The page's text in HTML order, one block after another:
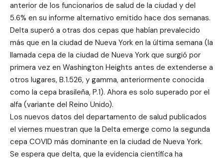
anterior de los funcionarios de salud de la ciudad y del
5.6% en su informe alternativo emitido hace dos semanas.
Delta superó a otras dos cepas que habían prevalecido
más que en la ciudad de Nueva York en la última semana (la
llamada cepa de la ciudad de Nueva York que surgió por
primera vez en Washington Heights antes de extenderse a
otros lugares, B.1.526, y gamma, anteriormente conocida
como la cepa brasileña, P.1). Ahora es solo superado por el
alfa (variante del Reino Unido).
Los nuevos datos del departamento de salud publicados
el viernes muestran que la Delta emerge como la segunda
cepa COVID más dominante en la ciudad de Nueva York.
Se espera que delta, que la evidencia científica ha